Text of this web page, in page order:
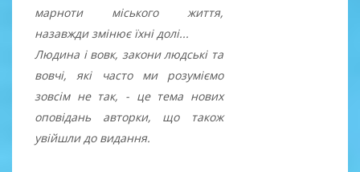
марноти міського життя,
назавжди змінює їхні долі...
Людина і вовк, закони людські та
вовчі, які часто ми розуміємо
зовсім не так, - це тема нових
оповідань авторки, що також
увійшли до видання.